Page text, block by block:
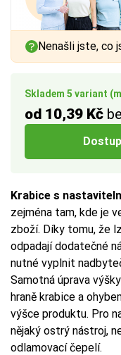
Skladem 5 variant
od 10,39 Kč
Krabice s
zejména tam, kde je
zboží. Díky tomu, že
odpadají dodatečné
nutné vyplnit
Samotná úprava
hraně krabice a
výšce produktu. Pro
nějaký ostrý nástroj,
odlamovací čepelí.
Nenašli jste, co
a vnitřním
Více tipů pro
BUTTON:Jak
a vnitřním
Více tipů pro
BUTTON:Jak
a vnitřním
Více tipů pro
BUTTON:Jak